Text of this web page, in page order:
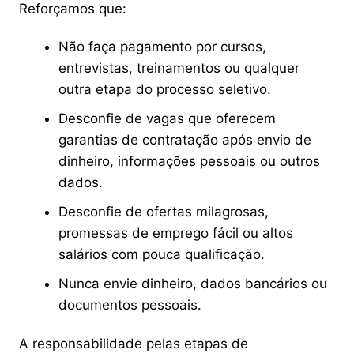
Reforçamos que:
Não faça pagamento por cursos,
entrevistas, treinamentos ou qualquer
outra etapa do processo seletivo.
Desconfie de vagas que oferecem
garantias de contratação após envio de
dinheiro, informações pessoais ou outros
dados.
Desconfie de ofertas milagrosas,
promessas de emprego fácil ou altos
salários com pouca qualificação.
Nunca envie dinheiro, dados bancários ou
documentos pessoais.
A responsabilidade pelas etapas de